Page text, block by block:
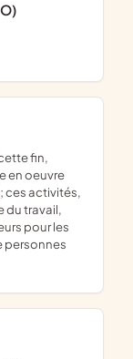
en oeuvre
ces activités,
du travail,
pour les
personnes